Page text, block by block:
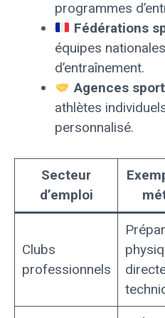
programmes
Fédérations
équipes
d’entraînement.
Agences
athlètes
personnalisé.
Secteur
d’emploi
Clubs
professionnels